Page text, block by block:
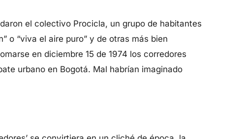
el colectivo Procicla, un grupo de habitantes
o “viva el aire puro” y de otras más bien
en diciembre 15 de 1974 los corredores
urbano en Bogotá. Mal habrían imaginado